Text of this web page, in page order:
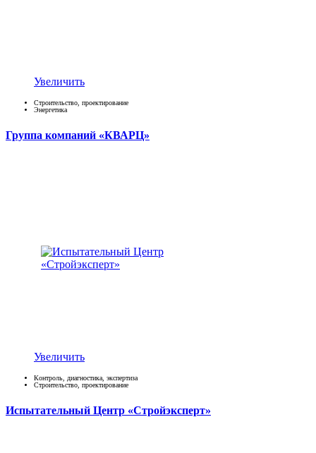
Увеличить
Строительство, проектирование
Энергетика
Группа компаний «КВАРЦ»
Увеличить
Контроль, диагностика, экспертиза
Строительство, проектирование
Испытательный Центр «Стройэксперт»